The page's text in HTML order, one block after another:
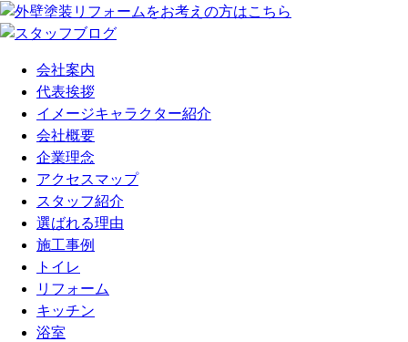
会社案内
代表挨拶
イメージキャラクター紹介
会社概要
企業理念
アクセスマップ
スタッフ紹介
選ばれる理由
施工事例
トイレ
リフォーム
キッチン
浴室